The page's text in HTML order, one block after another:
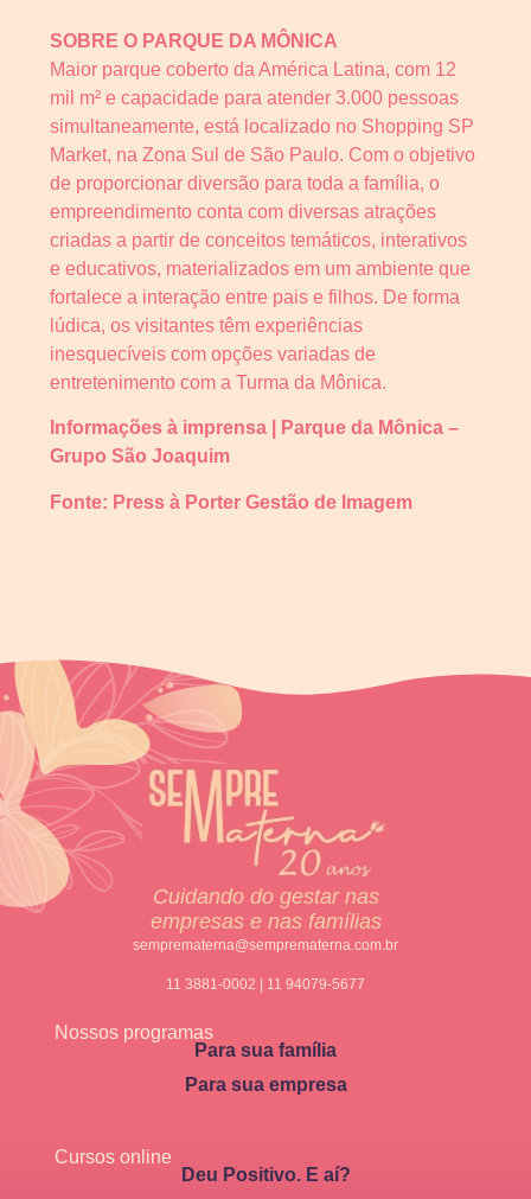
SOBRE O PARQUE DA MÔNICA
Maior parque coberto da América Latina, com 12
mil m² e capacidade para atender 3.000 pessoas
simultaneamente, está localizado no Shopping SP
Market, na Zona Sul de São Paulo. Com o objetivo
de proporcionar diversão para toda a família, o
empreendimento conta com diversas atrações
criadas a partir de conceitos temáticos, interativos
e educativos, materializados em um ambiente que
fortalece a interação entre pais e filhos. De forma
lúdica, os visitantes têm experiências
inesquecíveis com opções variadas de
entretenimento com a Turma da Mônica.
Informações à imprensa | Parque da Mônica –
Grupo São Joaquim
Fonte: Press à Porter Gestão de Imagem
Cuidando do gestar nas
empresas e nas famílias
semprematerna@semprematerna.com.br
11 3881-0002 | 11 94079-5677
Nossos programas
Para sua família
Para sua empresa
Cursos online
Deu Positivo. E aí?